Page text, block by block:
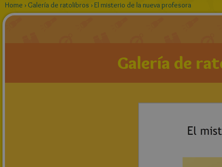
Home › Galería de ratolibros ›El misterio de la nueva profesora
Galería de